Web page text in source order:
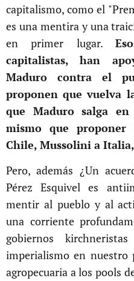
capitalismo, como el
es una mentira y una
en primer lugar.
capitalistas, han
Maduro contra el
proponen que vuelva
que Maduro salga
mismo que
Chile, Mussolini a
Pero, además ¿Un
Pérez Esquivel es
mentir al pueblo y al
una corriente
gobiernos
imperialismo en nuestro
agropecuaria a los pools